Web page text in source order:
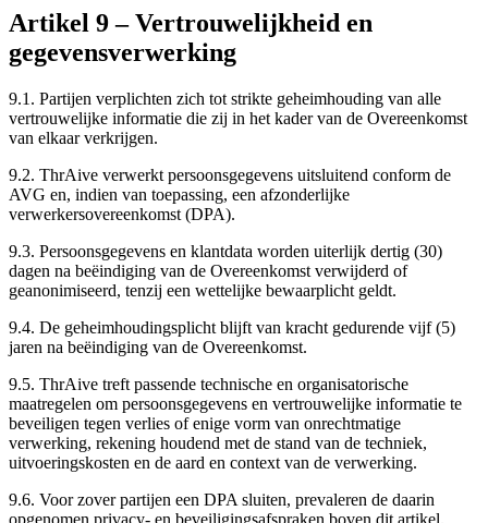
Artikel 9–Vertrouwelijkheid en
gegevensverwerking
9.1. Partijen verplichten zich tot strikte geheimhouding van alle
vertrouwelijke informatie die zij in het kader van de Overeenkomst
van elkaar verkrijgen.
9.2. ThrAive verwerkt persoonsgegevens uitsluitend conform de
AVG en, indien van toepassing, een afzonderlijke
verwerkersovereenkomst (DPA).
9.3. Persoonsgegevens en klantdata worden uiterlijk dertig (30)
dagen na beëindiging van de Overeenkomst verwijderd of
geanonimiseerd, tenzij een wettelijke bewaarplicht geldt.
9.4. De geheimhoudingsplicht blijft van kracht gedurende vijf (5)
jaren na beëindiging van de Overeenkomst.
9.5. ThrAive treft passende technische en organisatorische
maatregelen om persoonsgegevens en vertrouwelijke informatie te
beveiligen tegen verlies of enige vorm van onrechtmatige
verwerking, rekening houdend met de stand van de techniek,
uitvoeringskosten en de aard en context van de verwerking.
9.6. Voor zover partijen een DPA sluiten, prevaleren de daarin